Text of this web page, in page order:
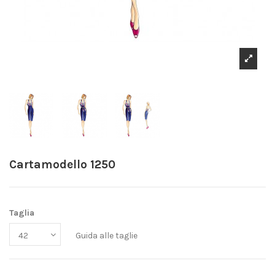
Cartamodello 1250
Taglia
Guida alle taglie